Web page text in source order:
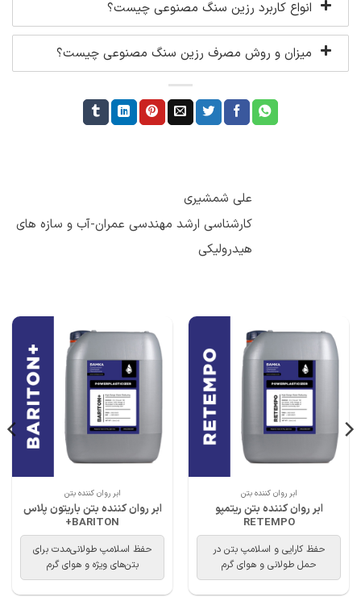
انواع کاربرد رزین سنگ مصنوعی چیست؟
میزان و روش مصرف رزین سنگ مصنوعی چیست؟
علی شمشیری
کارشناسی ارشد مهندسی عمران-آب و سازه های
هیدرولیکی
ابر روان کننده بتن
ابر روان کننده بتن ریتمپو
RETEMPO
حفظ کارایی و اسلامپ بتن در
حمل طولانی و هوای گرم
ابر روان کننده بتن
ابر روان کننده بتن باریتون پلاس
BARITON+
حفظ اسلامپ طولانی‌مدت برای
بتن‌های ویژه و هوای گرم